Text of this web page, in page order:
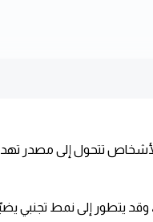
تتحول إلى مصدر
وقد يتطور إلى نمط